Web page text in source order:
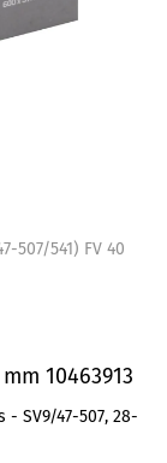
507/541) FV 40
10463913
SV9/47-507, 28-